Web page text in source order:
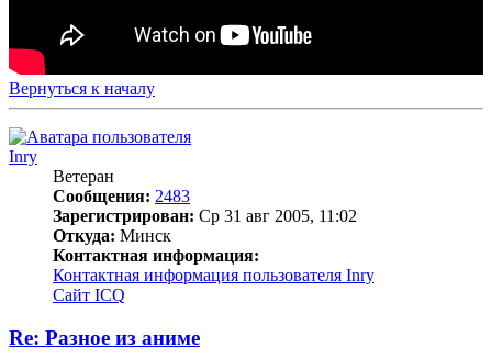
Вернуться к началу
Inry
Ветеран
Сообщения: 2483
Зарегистрирован: Ср 31 авг 2005, 11:02
Откуда: Минск
Контактная информация:
Контактная информация пользователя Inry
Сайт ICQ
Re: Разное из аниме